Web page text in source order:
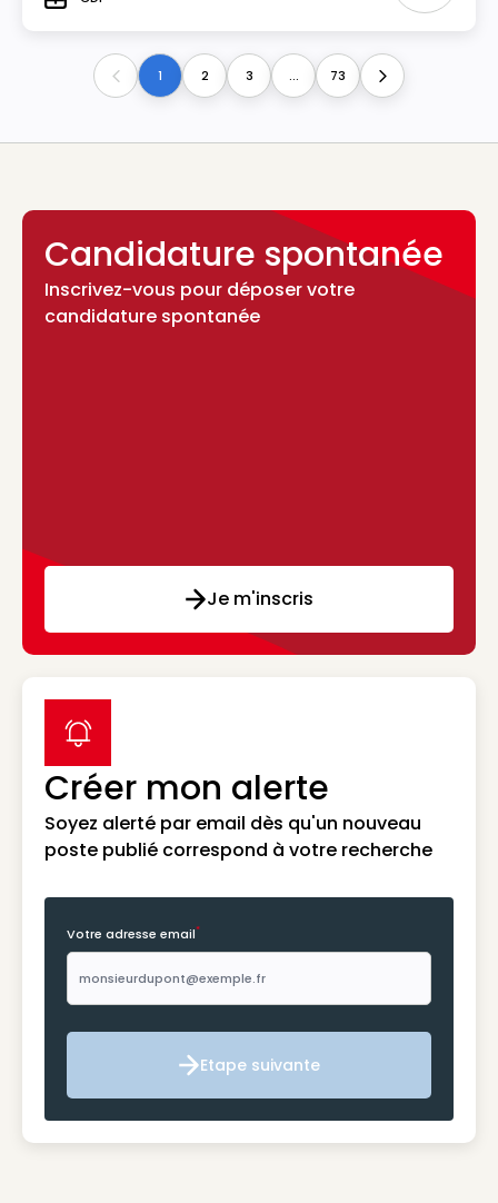
Type
Previous1 2 3 ... 73 Next
Candidature spontanée
Inscrivez-vous pour déposer votre
candidature spontanée
Je m'inscris
Créer mon alerte
Soyez alerté par email dès qu'un nouveau
poste publié correspond à votre recherche
label icon
Votre adresse email*
Etape suivante
Etape suivante